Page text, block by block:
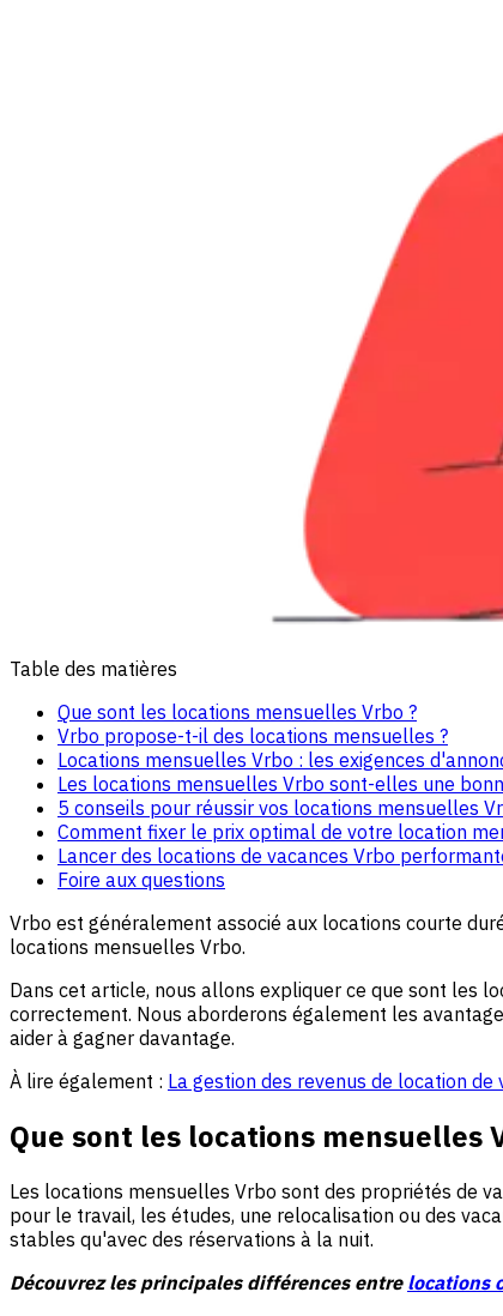
Table des matières
Que sont les locations mensuelles Vrbo ?
Vrbo propose-t-il des locations mensuelles ?
Locations mensuelles Vrbo : les exigences
Les locations mensuelles Vrbo sont-elles une
5 conseils pour réussir vos locations mensuelles
Comment fixer le prix optimal de votre location
Lancer des locations de vacances Vrbo
Foire aux questions
Vrbo est généralement associé aux locations courte
locations mensuelles Vrbo.
Dans cet article, nous allons expliquer ce que sont les
correctement. Nous aborderons également les
aider à gagner davantage.
À lire également : La gestion des revenus de location
Que sont les locations mensuelles
Les locations mensuelles Vrbo sont des propriétés de
pour le travail, les études, une relocalisation ou des
stables qu'avec des réservations à la nuit.
Découvrez les principales différences entre locations